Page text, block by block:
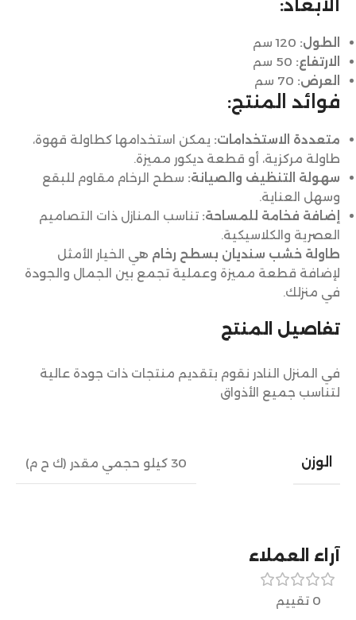
تفاصيل المنتج
في المنزل النادر نقوم بتقديم منتجات ذات جودة عالية
لتناسب جميع الأذواق
الوزن 30 كيلو حجمي مقدر (ك ح م)
الأبعاد:
الطول:
الارتفاع:
العرض:
فوائد المنتج:
متعددة الاستخدامات: يمكن استخدامها كطاولة قهوة،
طاولة مركزية، أو قطعة ديكور مميزة.
سهولة التنظيف والصيانة: سطح الرخام مقاوم للبقع
وسهل العناية.
إضافة فخامة للمساحة: تناسب المنازل ذات التصاميم
العصرية والكلاسيكية.
طاولة خشب سنديان بسطح رخام هي الخيار الأمثل
لإضافة قطعة مميزة وعملية تجمع بين الجمال والجودة
في منزلك.
آراء العملاء
0 تقييم